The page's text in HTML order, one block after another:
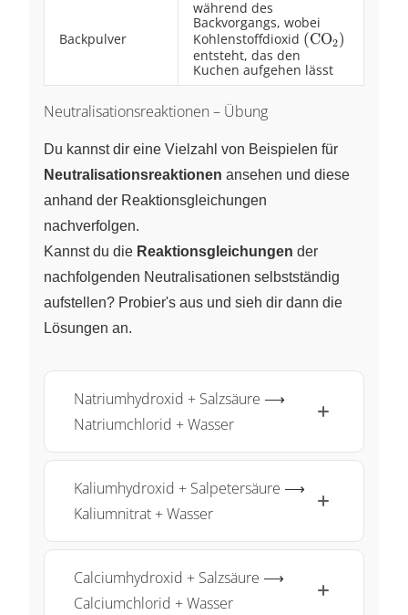
Backpulver
während des
Backvorgangs, wobei
Kohlenstoffdioxid \left(
\right)
(COX
2)
entsteht, das den
Kuchen aufgehen lässt
Neutralisationsreaktionen – Übung
Du kannst dir eine Vielzahl von Beispielen für
Neutralisationsreaktionen ansehen und diese
anhand der Reaktionsgleichungen
nachverfolgen.
Kannst du die Reaktionsgleichungen der
nachfolgenden Neutralisationen selbstständig
aufstellen? Probier's aus und sieh dir dann die
Lösungen an.
Natriumhydroxid + Salzsäure ⟶
Natriumchlorid + Wasser
Kaliumhydroxid + Salpetersäure ⟶
Kaliumnitrat + Wasser
Calciumhydroxid + Salzsäure ⟶
Calciumchlorid + Wasser